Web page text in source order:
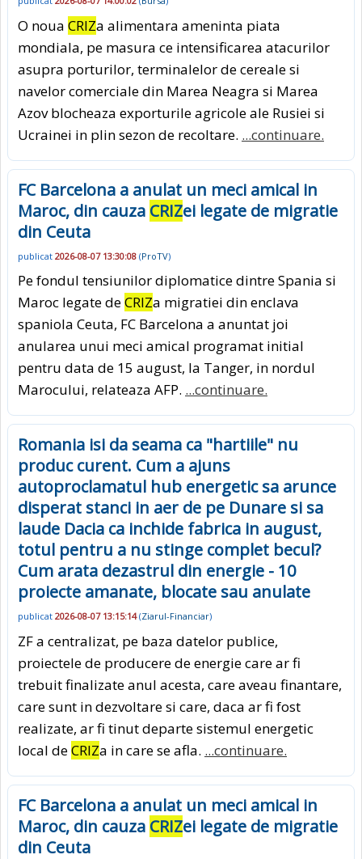
O noua CRIZa alimentara ameninta piata
mondiala, pe masura ce intensificarea atacurilor
asupra porturilor, terminalelor de cereale si
navelor comerciale din Marea Neagra si Marea
Azov blocheaza exporturile agricole ale Rusiei si
Ucrainei in plin sezon de recoltare. ...continuare.
FC Barcelona a anulat un meci amical in
Maroc, din cauza CRIZei legate de migratie
din Ceuta
publicat 2026-08-07 13:30:08 (ProTV)
Pe fondul tensiunilor diplomatice dintre Spania si
Maroc legate deCRIZa migratiei din enclava
spaniola Ceuta, FC Barcelona a anuntat joi
anularea unui meci amical programat initial
pentru data de 15 august, la Tanger, in nordul
Marocului, relateaza AFP. ...continuare.
Romania isi da seama ca "hartiile" nu
produc curent. Cum a ajuns
autoproclamatul hub energetic sa arunce
disperat stanci in aer de pe Dunare si sa
laude Dacia ca inchide fabrica in august,
totul pentru a nu stinge complet becul?
Cum arata dezastrul din energie - 10
proiecte amanate, blocate sau anulate
publicat 2026-08-07 13:15:14(Ziarul-Financiar)
ZF a centralizat, pe baza datelor publice,
proiectele de producere de energie care ar fi
trebuit finalizate anul acesta, care aveau finantare,
care sunt in dezvoltare si care, daca ar fi fost
realizate, ar fi tinut departe sistemul energetic
local deCRIZa in care se afla. ...continuare.
FC Barcelona a anulat un meci amical in
Maroc, din cauza CRIZei legate de migratie
din Ceuta